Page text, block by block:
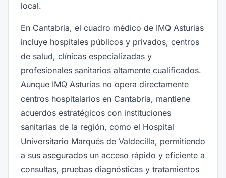
local.
En Cantabria, el cuadro médico de IMQ Asturias
incluye hospitales públicos y privados, centros
de salud, clínicas especializadas y
profesionales sanitarios altamente cualificados.
Aunque IMQ Asturias no opera directamente
centros hospitalarios en Cantabria, mantiene
acuerdos estratégicos con instituciones
sanitarias de la región, como el Hospital
Universitario Marqués de Valdecilla, permitiendo
a sus asegurados un acceso rápido y eficiente a
consultas, pruebas diagnósticas y tratamientos